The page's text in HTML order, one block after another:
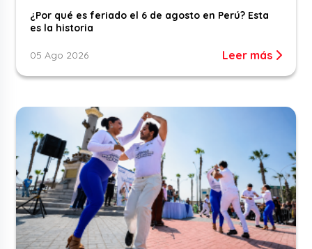
¿Por qué es feriado el 6 de agosto en Perú? Esta
es la historia
05 Ago 2026 Leer más